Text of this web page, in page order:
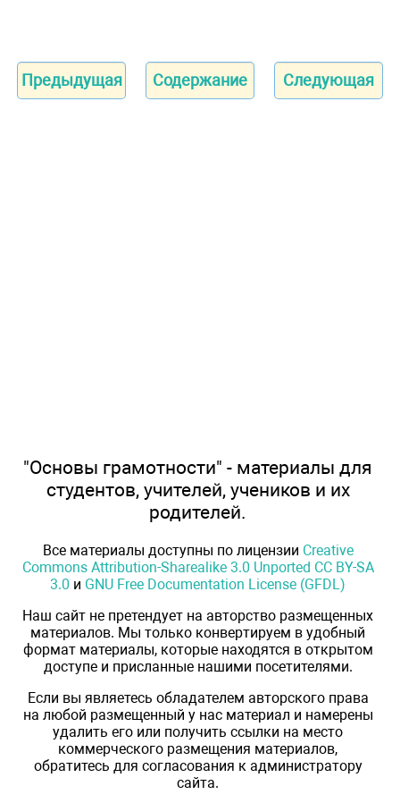
Предыдущая Содержание Следующая
"Основы грамотности" - материалы для
студентов, учителей, учеников и их
родителей.
Все материалы доступны по лицензии Creative
Commons Attribution-Sharealike 3.0 Unported CC BY-SA
3.0 и GNU Free Documentation License (GFDL)
Наш сайт не претендует на авторство размещенных
материалов. Мы только конвертируем в удобный
формат материалы, которые находятся в открытом
доступе и присланные нашими посетителями.
Если вы являетесь обладателем авторского права
на любой размещенный у нас материал и намерены
удалить его или получить ссылки на место
коммерческого размещения материалов,
обратитесь для согласования к администратору
сайта.